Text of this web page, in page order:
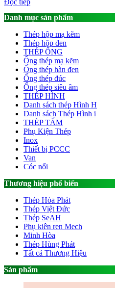
Đọc tiếp
Danh mục sản phẩm
Thép hộp mạ kẽm
Thép hộp đen
THÉP ỐNG
Ống thép mạ kẽm
Ống thép hàn đen
Ống thép đúc
Ống thép siêu âm
THÉP HÌNH
Danh sách thép Hình H
Danh sách Thép Hình i
THÉP TẤM
Phụ Kiện Thép
Inox
Thiết bị PCCC
Van
Cóc nối
Thương hiệu phổ biến
Thép Hòa Phát
Thép Việt Đức
Thép SeAH
Phụ kiên ren Mech
Minh Hòa
Thép Hùng Phát
Tất cả Thương Hiệu
Sản phẩm